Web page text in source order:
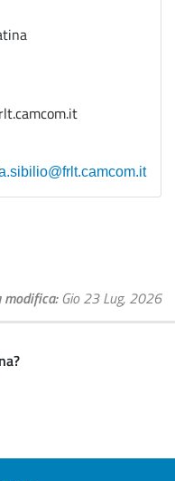
modifica Gio 23 Lug, 2026